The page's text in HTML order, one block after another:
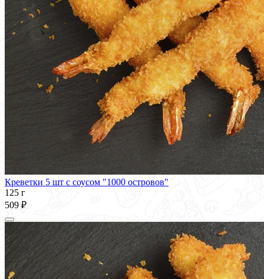
Креветки 5 шт с соусом "1000 островов"
125 г
509 ₽